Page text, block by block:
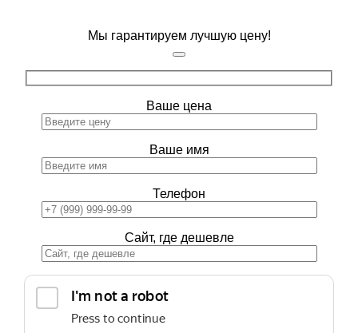
Мы гарантируем лучшую цену!
Ваше цена
Ваше имя
Телефон
Сайт, где дешевле